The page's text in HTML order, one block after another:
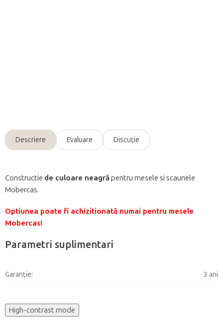
Descriere Evaluare Discuţie
Constructie de culoare neagrăpentru mesele si scaunele
Mobercas.
Optiunea poate fi achizitionată numai pentru mesele
Mobercas!
Parametri suplimentari
Garanţie: 3 ani
High-contrast mode